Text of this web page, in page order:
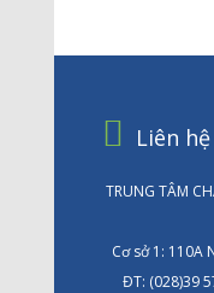
Liên hệ
TRUNG TÂM
Cơ sở 1: 110A
ĐT: (028)39